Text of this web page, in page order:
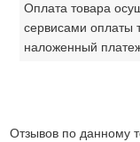
Оплата товара
сервисами оплаты
наложенный
Отзывов по данному